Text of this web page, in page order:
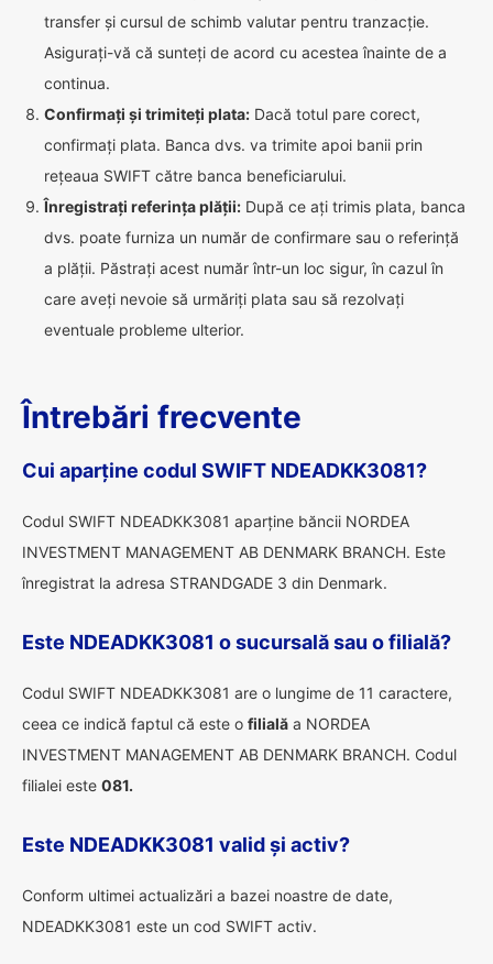
transfer și cursul de schimb valutar pentru tranzacție.
Asigurați-vă că sunteți de acord cu acestea înainte de a
continua.
Confirmați și trimiteți plata: Dacă totul pare corect,
confirmați plata. Banca dvs. va trimite apoi banii prin
rețeaua SWIFT către banca beneficiarului.
Înregistrați referința plății: După ce ați trimis plata, banca
dvs. poate furniza un număr de confirmare sau o referință
a plății. Păstrați acest număr într-un loc sigur, în cazul în
care aveți nevoie să urmăriți plata sau să rezolvați
eventuale probleme ulterior.
Întrebări frecvente
Cui aparține codul SWIFT NDEADKK3081?
Codul SWIFT NDEADKK3081 aparține băncii NORDEA
INVESTMENT MANAGEMENT AB DENMARK BRANCH. Este
înregistrat la adresa STRANDGADE 3 din Denmark.
Este NDEADKK3081 o sucursală sau o filială?
Codul SWIFT NDEADKK3081 are o lungime de 11 caractere,
ceea ce indică faptul că este o filială a NORDEA
INVESTMENT MANAGEMENT AB DENMARK BRANCH. Codul
filialei este 081.
Este NDEADKK3081 valid și activ?
Conform ultimei actualizări a bazei noastre de date,
NDEADKK3081 este un cod SWIFT activ.